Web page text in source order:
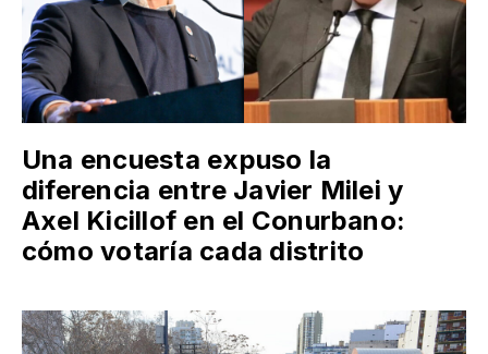
Una encuesta expuso la
diferencia entre Javier Milei y
Axel Kicillof en el Conurbano:
cómo votaría cada distrito